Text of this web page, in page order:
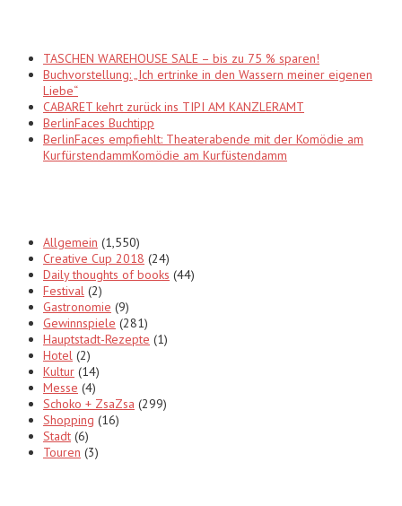
TASCHEN WAREHOUSE SALE – bis zu 75 % sparen!
Buchvorstellung: „Ich ertrinke in den Wassern meiner eigenen
Liebe“
CABARET kehrt zurück ins TIPI AM KANZLERAMT
BerlinFaces Buchtipp
BerlinFaces empfiehlt: Theaterabende mit der Komödie am
KurfürstendammKomödie am Kurfüstendamm
Allgemein (1,550)
Creative Cup 2018 (24)
Daily thoughts of books (44)
Festival (2)
Gastronomie (9)
Gewinnspiele (281)
Hauptstadt-Rezepte (1)
Hotel (2)
Kultur (14)
Messe (4)
Schoko + ZsaZsa (299)
Shopping (16)
Stadt (6)
Touren (3)